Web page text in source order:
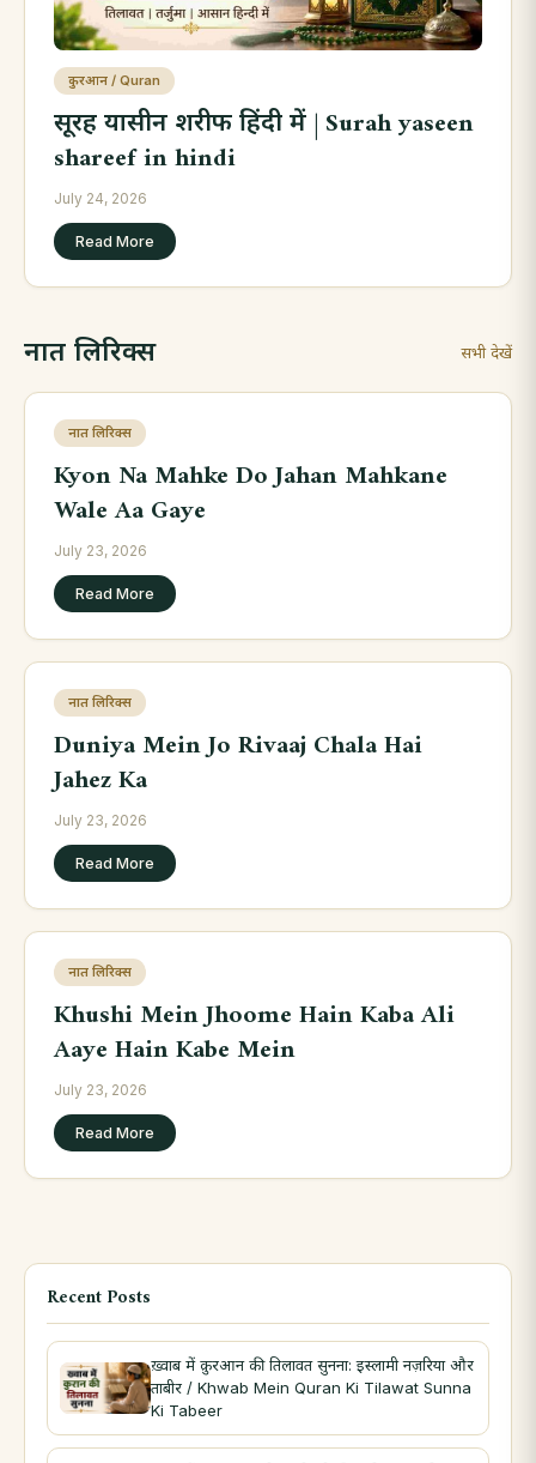
कुरआन / Quran
सूरह यासीन शरीफ हिंदी में | Surah yaseen
shareef in hindi
July 24, 2026
Read More
नात लिरिक्स सभी देखें
नात लिरिक्स
Kyon Na Mahke Do Jahan Mahkane
Wale Aa Gaye
July 23, 2026
Read More
नात लिरिक्स
Duniya Mein Jo Rivaaj Chala Hai
Jahez Ka
July 23, 2026
Read More
नात लिरिक्स
Khushi Mein Jhoome Hain Kaba Ali
Aaye Hain Kabe Mein
July 23, 2026
Read More
Recent Posts
ख़्वाब में क़ुरआन की तिलावत सुनना: इस्लामी नज़रिया और
ताबीर / Khwab Mein Quran Ki Tilawat Sunna
Ki Tabeer